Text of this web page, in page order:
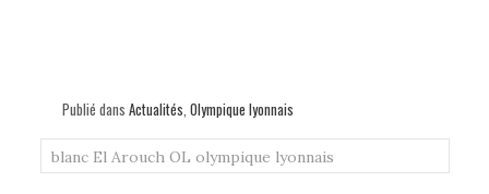
Publié dans Actualités, Olympique lyonnais
blanc El Arouch OL olympique lyonnais